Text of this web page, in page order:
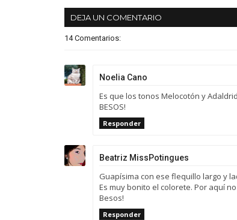
DEJA UN COMENTARIO
14 Comentarios:
Noelia Cano
Es que los tonos Melocotón y
BESOS!
Responder
Beatriz MissPotingues
Guapísima con ese flequillo largo y
Es muy bonito el colorete. Por aquí
Besos!
Responder